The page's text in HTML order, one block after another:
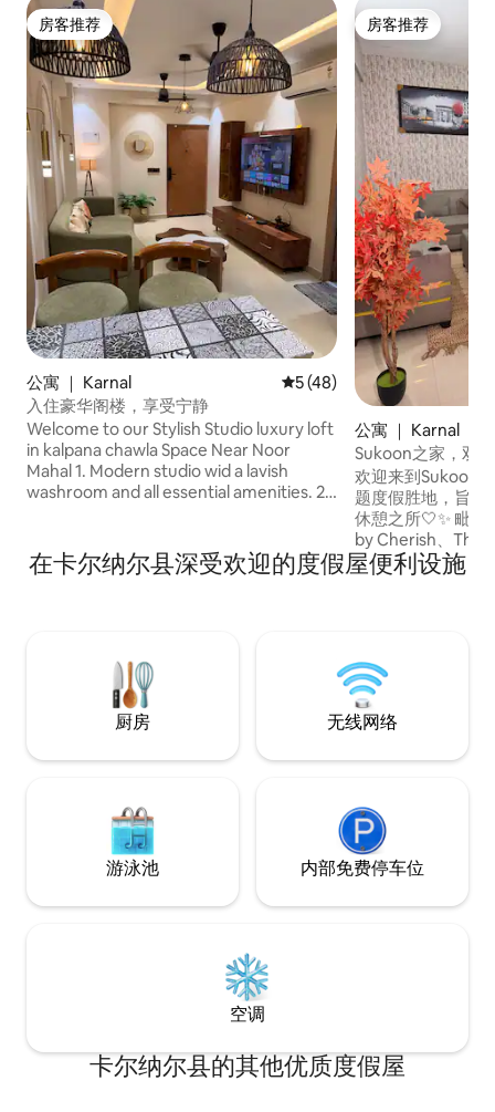
房客推荐
房客推荐
公寓 ｜ Karnal 平均评分 5 分（满分 5 分）
5 (48)
入住豪华阁楼，享受宁静
Welcome to our Stylish Studio luxury loft
in kalpana chawla Space Near Noor
Mahal 1. Modern studio wid a lavish
washroom and all essential amenities. 2.
smart tv for entertainment
房客推荐
房客推荐
公寓 ｜ Karnal
Sukoon之家，双
欢迎来到Sukoon
题度假胜地，旨在
休憩之所🤍✨ 毗
by Cherish、The
NoorMahal
假的理想之选
Sukoon Stay都将
缓的体验🤍✨
在卡尔纳尔县深受欢迎的度假屋便利设施
厨房 无线网络
游泳池 内部免费停车位
空调
卡尔纳尔县的其他优质度假屋